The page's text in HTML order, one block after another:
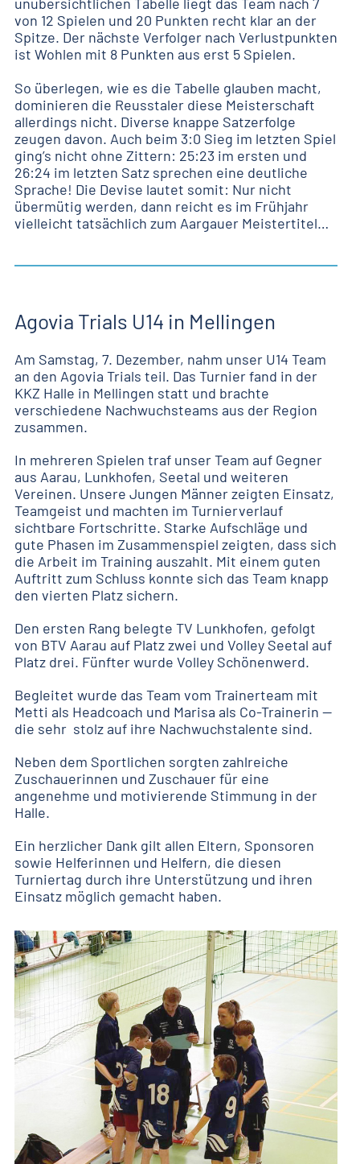
unübersichtlichen Tabelle liegt das Team nach 7
von 12 Spielen und 20 Punkten recht klar an der
Spitze. Der nächste Verfolger nach Verlustpunkten
ist Wohlen mit 8 Punkten aus erst 5 Spielen.
So überlegen, wie es die Tabelle glauben macht,
dominieren die Reusstaler diese Meisterschaft
allerdings nicht. Diverse knappe Satzerfolge
zeugen davon. Auch beim 3:0 Sieg im letzten Spiel
ging’s nicht ohne Zittern: 25:23 im ersten und
26:24 im letzten Satz sprechen eine deutliche
Sprache! Die Devise lautet somit: Nur nicht
übermütig werden, dann reicht es im Frühjahr
vielleicht tatsächlich zum Aargauer Meistertitel…
Agovia Trials U14 in Mellingen
Am Samstag, 7. Dezember, nahm unser U14 Team
an den Agovia Trials teil. Das Turnier fand in der
KKZ Halle in Mellingen statt und brachte
verschiedene Nachwuchsteams aus der Region
zusammen.
In mehreren Spielen traf unser Team auf Gegner
aus Aarau, Lunkhofen, Seetal und weiteren
Vereinen. Unsere Jungen Männer zeigten Einsatz,
Teamgeist und machten im Turnierverlauf
sichtbare Fortschritte. Starke Aufschläge und
gute Phasen im Zusammenspiel zeigten, dass sich
die Arbeit im Training auszahlt. Mit einem guten
Auftritt zum Schluss konnte sich das Team knapp
den vierten Platz sichern.
Den ersten Rang belegte TV Lunkhofen, gefolgt
von BTV Aarau auf Platz zwei und Volley Seetal auf
Platz drei. Fünfter wurde Volley Schönenwerd.
Begleitet wurde das Team vom Trainerteam mit
Metti als Headcoach und Marisa als Co-Trainerin —
die sehr stolz auf ihre Nachwuchstalente sind.
Neben dem Sportlichen sorgten zahlreiche
Zuschauerinnen und Zuschauer für eine
angenehme und motivierende Stimmung in der
Halle.
Ein herzlicher Dank gilt allen Eltern, Sponsoren
sowie Helferinnen und Helfern, die diesen
Turniertag durch ihre Unterstützung und ihren
Einsatz möglich gemacht haben.